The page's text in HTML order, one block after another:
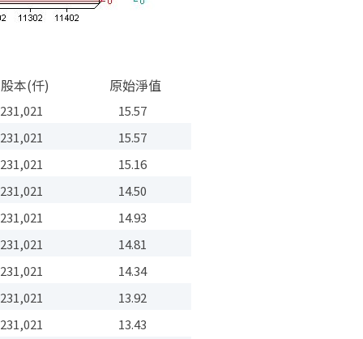
股本(仟) 原始淨值
231,021
15.57
231,021
15.57
231,021
15.16
231,021
14.50
231,021
14.93
231,021
14.81
231,021
14.34
231,021
13.92
231,021
13.43